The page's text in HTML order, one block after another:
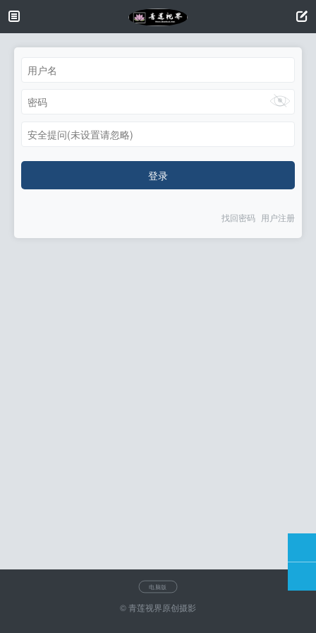
安全提问(未设置请忽略)
登录
找回密码 用户注册
电脑版
© 青莲视界原创摄影